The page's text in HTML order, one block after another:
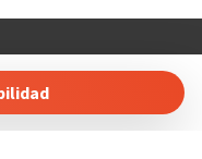
Spain